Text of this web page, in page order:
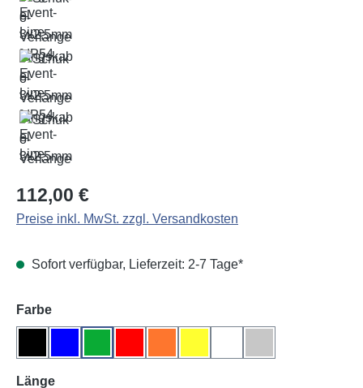
Regulärer Preis:
112,00 €
Preise inkl. MwSt. zzgl. Versandkosten
Sofort verfügbar, Lieferzeit: 2-7 Tage*
Farbeauswählen
Längeauswählen